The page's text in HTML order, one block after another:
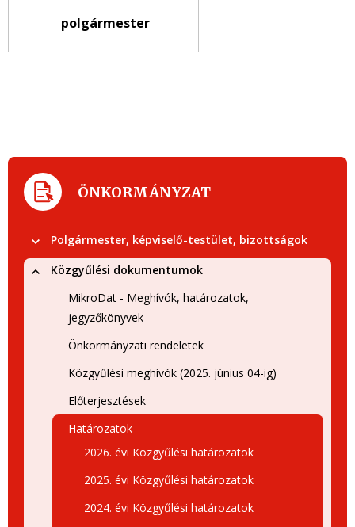
polgármester
ÖNKORMÁNYZAT
Polgármester, képviselő-testület, bizottságok
Közgyűlési dokumentumok
MikroDat - Meghívók, határozatok,
jegyzőkönyvek
Önkormányzati rendeletek
Közgyűlési meghívók (2025. június 04-ig)
Előterjesztések
Határozatok
2026. évi Közgyűlési határozatok
2025. évi Közgyűlési határozatok
2024. évi Közgyűlési határozatok